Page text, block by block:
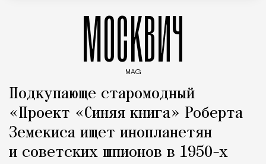
МОСКВИЧ
MAG
Подкупающе старомодный
«Проект «Синяя книга» Роберта
Земекиса ищет инопланетян
и советских шпионов в 1950-х